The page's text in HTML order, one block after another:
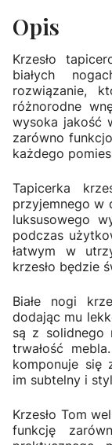
Opis
Krzesło
białych
rozwiązanie,
różnorodne
wysoka jakość
zarówno
każdego
Tapicerka
przyjemnego w
luksusowego
podczas
łatwym w
krzesło będzie
Białe nogi
dodając mu
są z solidnego
trwałość
komponuje się
im subtelny i
Krzesło Tom
funkcję